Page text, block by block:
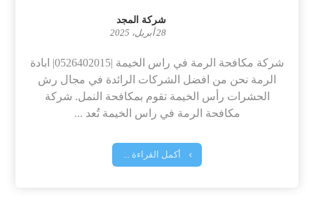
شركة المجد
28 أبريل، 2025
شركة مكافحة الرمة في راس الخيمة |0526402015| ابادة
الرمة نحن من افضل الشركات الرائدة في مجال رش
الحشرات رأس الخيمة تقوم بمكافحة النمل. شركة
مكافحة الرمة في راس الخيمة تُعد ...
أكمل القراءة ...